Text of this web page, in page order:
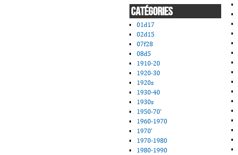
CATÉGORIES
01d17
02d15
07f28
08d5
1910-20
1920-30
1920s
1930-40
1930s
1950-70'
1960-1970
1970'
1970-1980
1980-1990